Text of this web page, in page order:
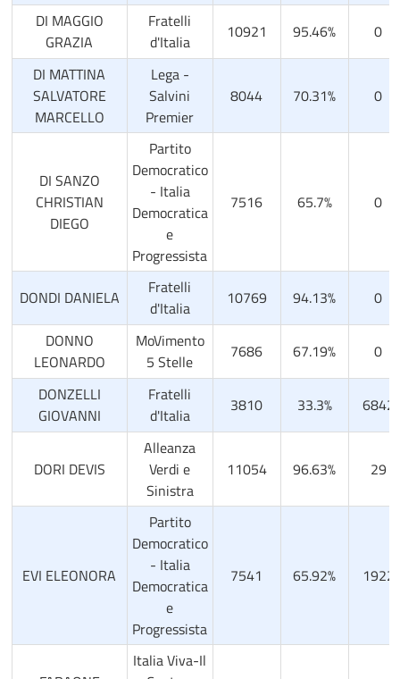
DI MAGGIO
GRAZIA
Fratelli
d'Italia
10921 95.46%
0
DI MATTINA
SALVATORE
MARCELLO
Lega -
Salvini
Premier
8044 70.31% 0
DI SANZO
CHRISTIAN
DIEGO
Partito
Democratico
- Italia
Democratica
e
Progressista
7516 65.7% 0
DONDI DANIELA
Fratelli
d'Italia
10769 94.13%
0
DONNO
LEONARDO
MoVimento
5 Stelle
7686 67.19%
0
DONZELLI
GIOVANNI
Fratelli
d'Italia
3810 33.3% 6842
DORI DEVIS
Alleanza
Verdi e
Sinistra
11054 96.63% 29
EVI ELEONORA
Partito
Democratico
- Italia
Democratica
e
Progressista
7541 65.92% 1922
Italia Viva-Il